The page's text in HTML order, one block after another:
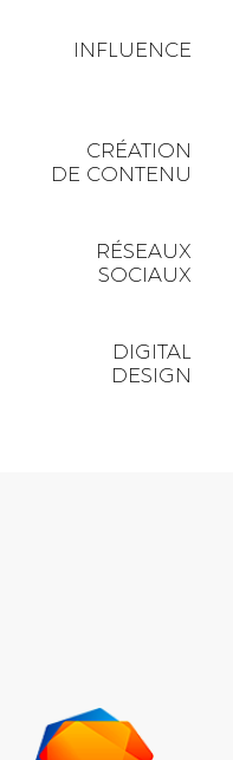
INFLUENCE
CRÉATION
DE CONTENU
RÉSEAUX
SOCIAUX
DIGITAL
DESIGN